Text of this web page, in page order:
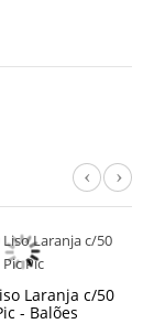
Laranja c/50
- Balões